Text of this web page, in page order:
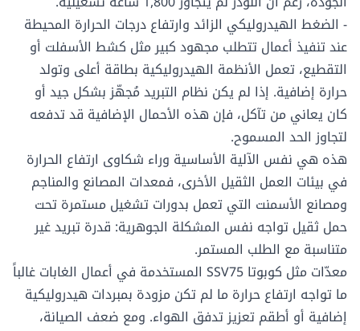
- الضغط الهيدروليكي الزائد وارتفاع درجات الحرارة المحيطة
عند تنفيذ أعمال تتطلب مجهود كبير مثل كشط الأسفلت أو
التقطيع، تعمل الأنظمة الهيدروليكية بطاقة أعلى وتولد
حرارة إضافية. إذا لم يكن نظام التبريد مُجهّز بشكل جيد أو
كان يعاني من تآكل، فإن هذه الأحمال الإضافية قد تدفعه
لتجاوز الحد المسموح.
هذه هي نفس الآلية الأساسية وراء شكاوى ارتفاع الحرارة
في بيئات العمل الثقيل الأخرى، فمعدات المصانع والمناجم
ومصانع الأسمنت التي تعمل بدورات تشغيل مستمرة تحت
حمل ثقيل تواجه نفس المشكلة الجوهرية: قدرة تبريد غير
متناسبة مع الطلب المستمر.
معدّات مثل كوبوتا SSV75
المستخدمة في أعمال الغابات غالباً
ما تواجه ارتفاع حرارة ما لم تكن مزودة بمبردات هيدروليكية
إضافية أو أطقم تعزيز تدفق الهواء. ومع ضعف الصيانة،